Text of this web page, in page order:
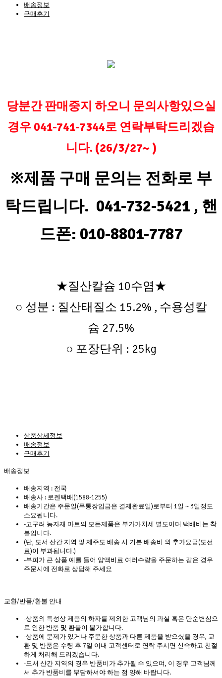
배송정보
구매후기
당분간 판매중지 하오니 문의사항있으실
경우 041-741-7344로 연락부탁드리겠습
니다. (26/3/27~ )
※제품 구매 문의는 전화로 부
탁드립니다. 041-732-5421 , 핸
드폰: 010-8801-7787
★질산칼슘 10수염★
○ 성분 : 질산태질소 15.2% , 수용성칼
슘 27.5%
○ 포장단위 : 25kg
상품상세정보
배송정보
구매후기
배송정보
배송지역 : 전국
배송사 : 로젠택배(1588-1255)
배송기간은 주문일(무통장입금은 결제완료일)로부터 1일 ~ 3일정도
소요됩니다.
-고구려 농자재 마트의 모든제품은 부가가치세 별도이며 택배비는 착
불입니다.
(단, 도서 산간 지역 및 제주도 배송 시 기본 배송비 외 추가요금(도선
료)이 부과됩니다.)
-부피가 큰 상품 예를 들어 양액비료 여러수량을 주문하는 같은 경우
주문시에 전화로 상담해 주세요
교환/반품/환불 안내
-상품의 특성상 제품의 하자를 제외한 고객님의 과실 혹은 단순변심으
로 인한 반품 및 환불이 불가합니다.
-상품에 문제가 있거나 주문한 상품과 다른 제품을 받으셨을 경우, 교
환 및 반품은 수령 후 7일 이내 고객센터로 연락 주시면 신속하고 친절
하게 처리해 드리겠습니다.
-도서 산간 지역의 경우 반품비가 추가될 수 있으며, 이 경우 고객님께
서 추가 반품비를 부담하셔야 하는 점 양해 바랍니다.